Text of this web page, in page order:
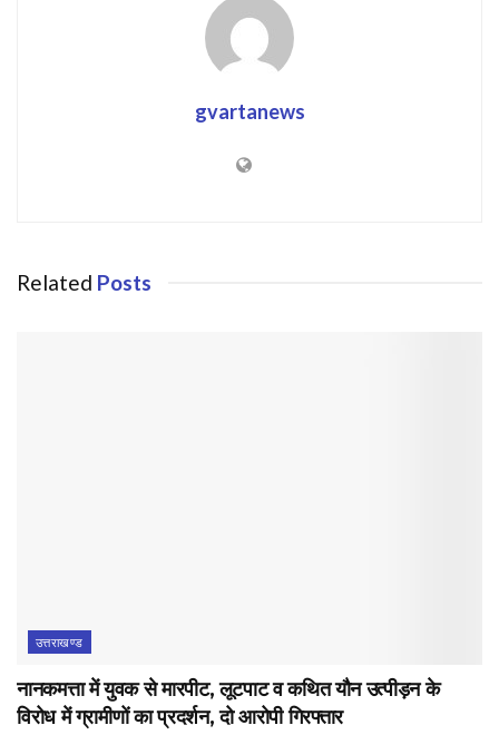
gvartanews
Related Posts
उत्तराखण्ड
नानकमत्ता में युवक से मारपीट, लूटपाट व कथित यौन उत्पीड़न के
विरोध में ग्रामीणों का प्रदर्शन, दो आरोपी गिरफ्तार